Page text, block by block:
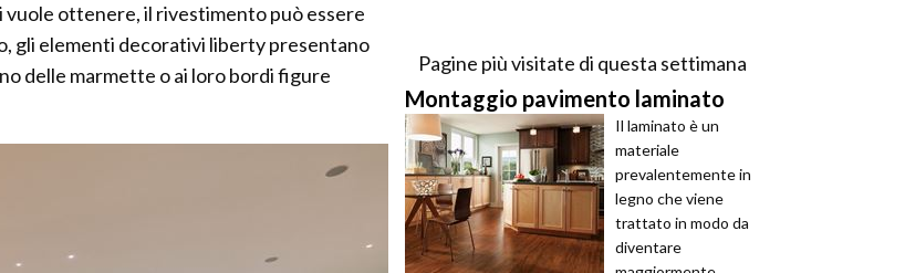
vuole ottenere, il rivestimento può essere
gli elementi decorativi liberty presentano
delle marmette o ai loro bordi figure
Pagine più visitate di questa settimana
Montaggio pavimento laminato
Il laminato è un
materiale
prevalentemente in
legno che viene
trattato in modo da
diventare